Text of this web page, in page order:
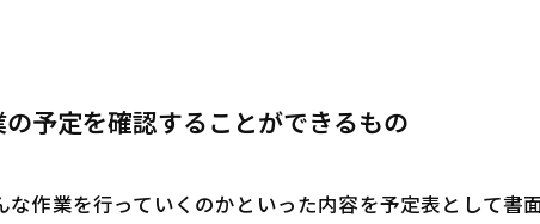
予定を確認することができるもの
作業を行っていくのかといった内容を予定表として書